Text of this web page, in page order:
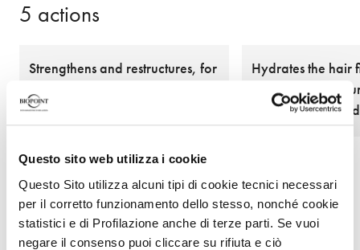
Questo sito web utilizza i cookie
Questo Sito utilizza alcuni tipi di cookie tecnici necessari
per il corretto funzionamento dello stesso, nonché cookie
statistici e di Profilazione anche di terze parti. Se vuoi
negare il consenso puoi cliccare su rifiuta e ciò
5 actions
Strengthens and restructures, for
Hydrates the hair
improving its
bringing shine to